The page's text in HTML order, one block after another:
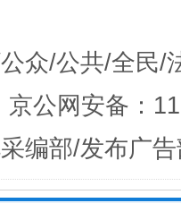
众/公共/全民/
公网安备：
编部/发布广